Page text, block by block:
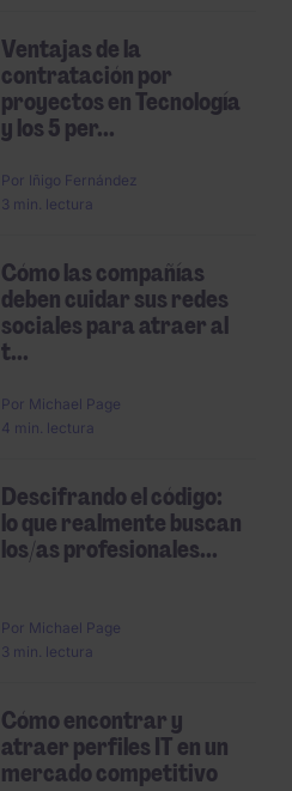
Ventajas de la
contratación por
proyectos en Tecnología
y los 5 per...
Por Iñigo Fernández
3 min. lectura
Cómo las compañías
deben cuidar sus redes
sociales para atraer al
t...
Por Michael Page
4 min. lectura
Descifrando el código:
lo que realmente buscan
los/as profesionales...
Por Michael Page
3 min. lectura
Cómo encontrar y
atraer perfiles IT en un
mercado competitivo